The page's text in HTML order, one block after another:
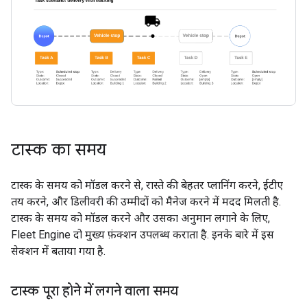
टास्क का समय
टास्क के समय को मॉडल करने से, रास्ते की बेहतर प्लानिंग करने, ईटीए
तय करने, और डिलीवरी की उम्मीदों को मैनेज करने में मदद मिलती है.
टास्क के समय को मॉडल करने और उसका अनुमान लगाने के लिए,
Fleet Engine दो मुख्य फ़ंक्शन उपलब्ध कराता है. इनके बारे में इस
सेक्शन में बताया गया है.
टास्क पूरा होने में लगने वाला समय